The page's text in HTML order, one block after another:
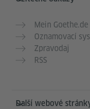
Mein Goethe.de
Oznamovací
Zpravodaj
RSS
Další webové